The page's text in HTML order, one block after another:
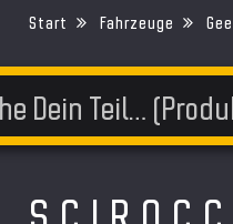
Fahrzeuge